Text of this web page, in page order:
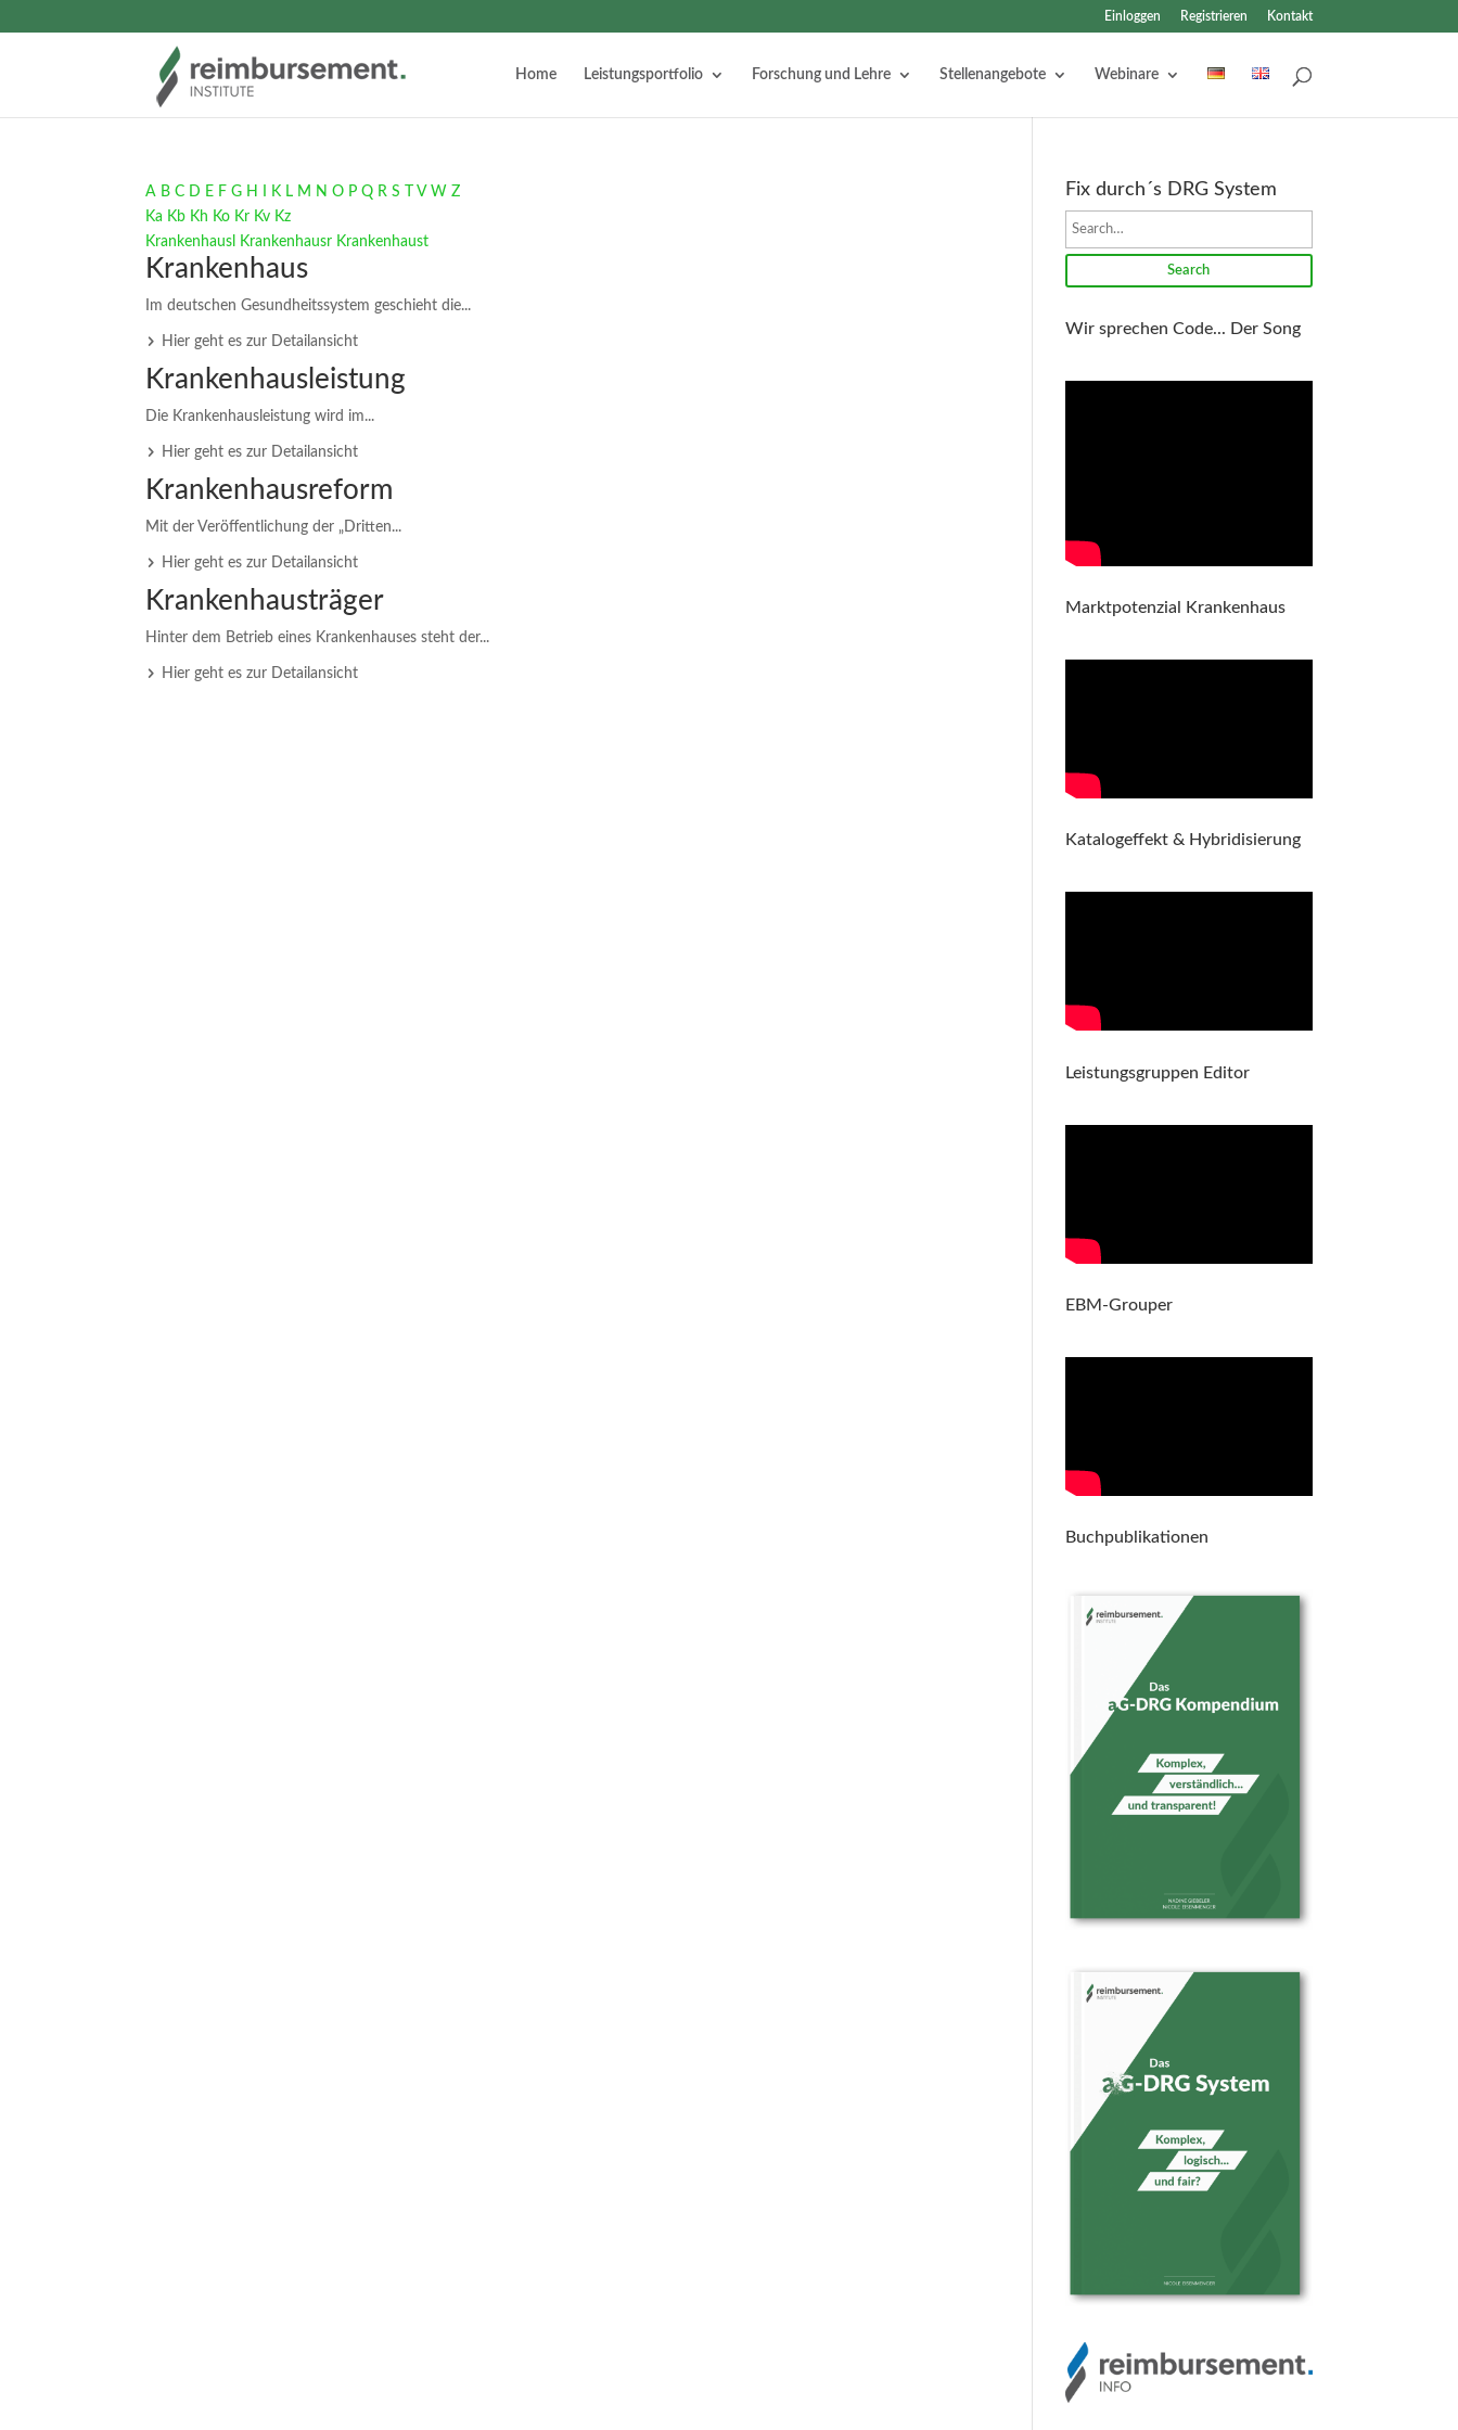
Einloggen Registrieren Kontakt
Home Leistungsportfolio Forschung und Lehre Stellenangebote Webinare
A B C D E F G H K L M N O P Q R S V W Z
Ka Kb Kh Ko Kr Kv Kz
Krankenhausl
Krankenhausr Krankenhaust
Krankenhaus
Im deutschen Gesundheitssystem geschieht die...
Hier geht es zur Detailansicht
Krankenhausleistung
Die Krankenhausleistung wird im...
Hier geht es zur Detailansicht
Krankenhausreform
Mit der Veröffentlichung der „Dritten...
Hier geht es zur Detailansicht
Krankenhausträger
Hinter dem Betrieb eines Krankenhauses steht der...
Hier geht es zur Detailansicht
Fix durch´s DRG System
Search
Wir sprechen Code... Der Song
Marktpotenzial Krankenhaus
Katalogeffekt & Hybridisierung
Leistungsgruppen Editor
EBM-Grouper
Buchpublikationen